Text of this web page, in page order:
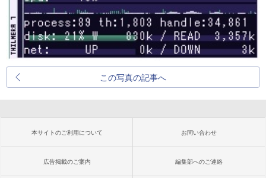
この写真の記事へ
本サイトのご利用について お問い合わせ
広告掲載のご案内 編集部へのご連絡